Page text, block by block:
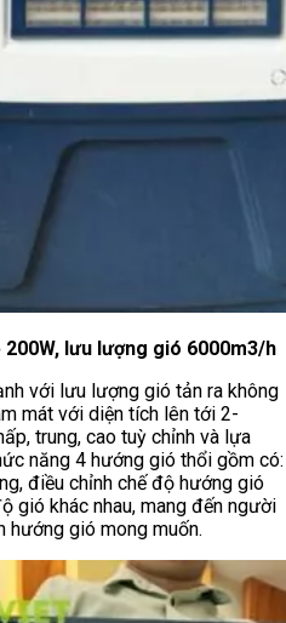
lưu lượng gió 6000m3/h
với lưu lượng gió tản ra không
mát với diện tích lên tới 2-
trung, cao tuỳ chỉnh và lựa
năng 4 hướng gió thổi gồm có:
điều chỉnh chế độ hướng gió
gió khác nhau, mang đến người
hướng gió mong muốn.